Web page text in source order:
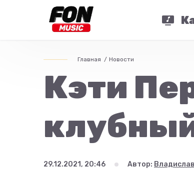
Главная Новости
Кэти
29.12.2021, 20:46 Автор: